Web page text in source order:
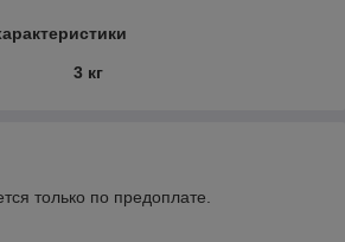
3 кг
только по предоплате.